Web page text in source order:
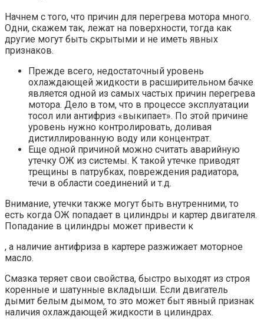
Начнем с того, что причин для перегрева мотора много.
Одни, скажем так, лежат на поверхности, тогда как
другие могут быть скрытыми и не иметь явных
признаков.
Прежде всего, недостаточный уровень
охлаждающей жидкости в расширительном бачке
является одной из самых частых причин перегрева
мотора. Дело в том, что в процессе эксплуатации
тосол или антифриз «выкипает». По этой причине
уровень нужно контролировать, доливая
дистиллированную воду или концентрат.
Еще одной причиной можно считать аварийную
утечку ОЖ из системы. К такой утечке приводят
трещины в патрубках, повреждения радиатора,
течи в области соединений и т.д.
Внимание, утечки также могут быть внутренними, то
есть когда ОЖ попадает в цилиндры и картер двигателя.
Попадание в цилиндры может привести к
, а наличие антифриза в картере разжижает моторное
масло.
Смазка теряет свои свойства, быстро выходят из строя
коренные и шатунные вкладыши. Если двигатель
дымит белым дымом, то это может быт явный признак
наличия охлаждающей жидкости в цилиндрах.